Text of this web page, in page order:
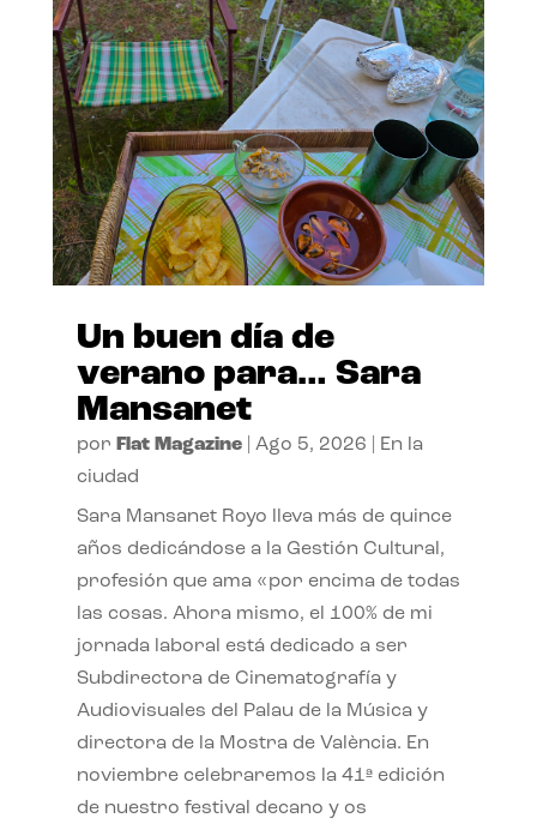
Un buen día de
verano para… Sara
Mansanet
por Flat Magazine| Ago 5, 2026
En la
ciudad
Sara Mansanet Royo lleva más de quince
años dedicándose a la Gestión Cultural,
profesión que ama «por encima de todas
las cosas. Ahora mismo, el 100% de mi
jornada laboral está dedicado a ser
Subdirectora de Cinematografía y
Audiovisuales del Palau de la Música y
directora de la Mostra de València. En
noviembre celebraremos la 41ª edición
de nuestro festival decano y os